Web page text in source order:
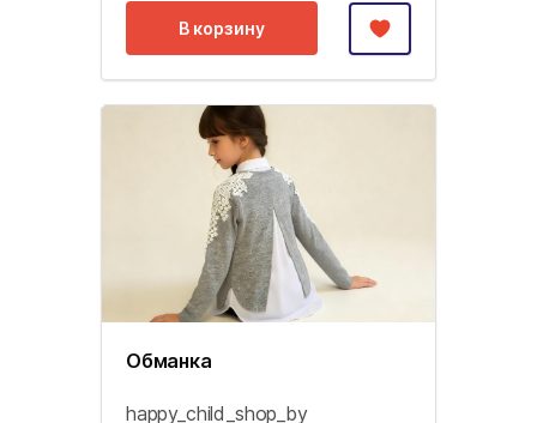
В корзину
Обманка
happy_child_shop_by